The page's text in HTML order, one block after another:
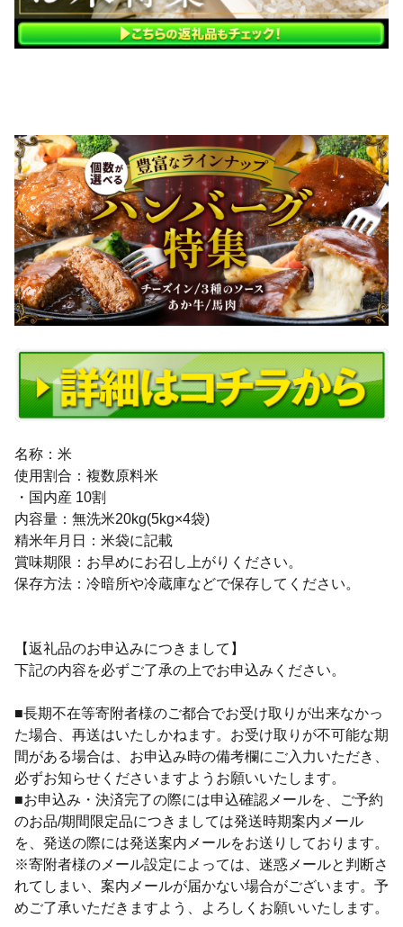
名称：米
使用割合：複数原料米
・国内産 10割
内容量：無洗米20kg(5kg×4袋)
精米年月日：米袋に記載
賞味期限：お早めにお召し上がりください。
保存方法：冷暗所や冷蔵庫などで保存してください。
【返礼品のお申込みにつきまして】
下記の内容を必ずご了承の上でお申込みください。
■長期不在等寄附者様のご都合でお受け取りが出来なかっ
た場合、再送はいたしかねます。お受け取りが不可能な期
間がある場合は、お申込み時の備考欄にご入力いただき、
必ずお知らせくださいますようお願いいたします。
■お申込み・決済完了の際には申込確認メールを、ご予約
のお品/期間限定品につきましては発送時期案内メール
を、発送の際には発送案内メールをお送りしております。
※寄附者様のメール設定によっては、迷惑メールと判断さ
れてしまい、案内メールが届かない場合がございます。予
めご了承いただきますよう、よろしくお願いいたします。